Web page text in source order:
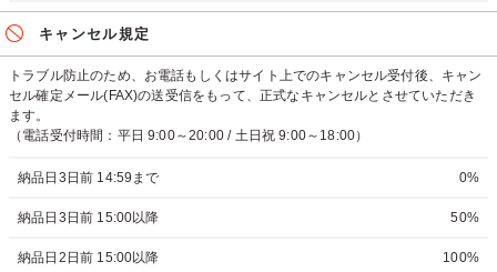
キャンセル規定
トラブル防止のため、お電話もしくはサイト上でのキャンセル受付後、キャン
セル確定メール(FAX)の送受信をもって、正式なキャンセルとさせていただき
ます。
（電話受付時間：平日 9:00～20:00 / 土日祝 9:00～18:00）
納品日3日前 14:59まで 0%
納品日3日前 15:00以降 50%
納品日2日前 15:00以降 100%